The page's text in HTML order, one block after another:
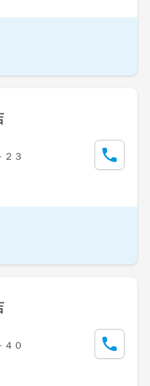
２３
４０